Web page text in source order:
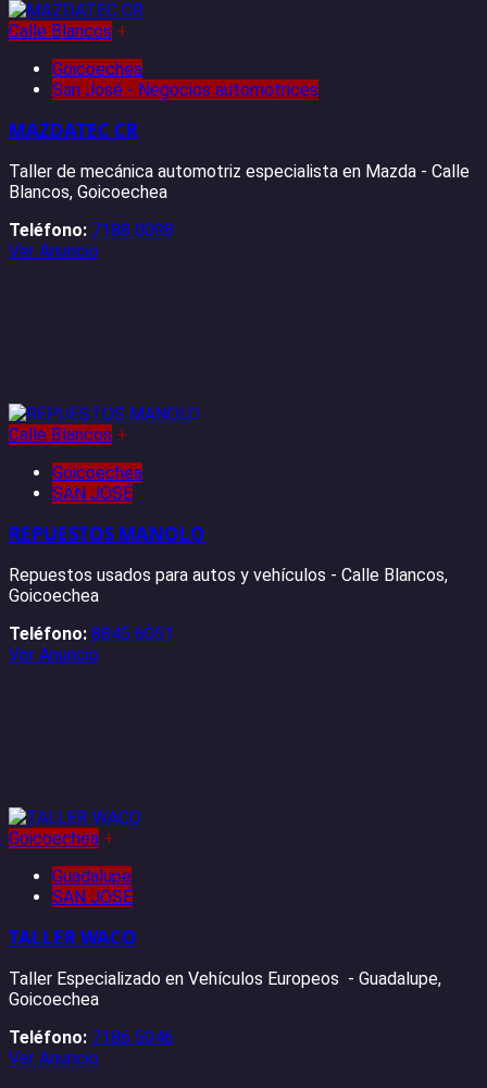
Calle Blancos +
Goicoechea
San José - Negocios automotrices
MAZDATEC CR
Taller de mecánica automotriz especialista en Mazda - Calle
Blancos, Goicoechea
Teléfono: 7188 0098
Ver Anuncio
Calle Blancos +
Goicoechea
SAN JOSÉ
REPUESTOS MANOLO
Repuestos usados para autos y vehículos - Calle Blancos,
Goicoechea
Teléfono: 8845 6051
Ver Anuncio
Goicoechea +
Guadalupe
SAN JOSÉ
TALLER WACO
Taller Especializado en Vehículos Europeos - Guadalupe,
Goicoechea
Teléfono: 7186 5046
Ver Anuncio